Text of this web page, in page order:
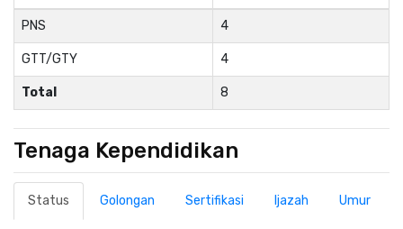
PNS 4
GTT/GTY 4
Total 8
Tenaga Kependidikan
Status Golongan Sertifikasi Ijazah Umur